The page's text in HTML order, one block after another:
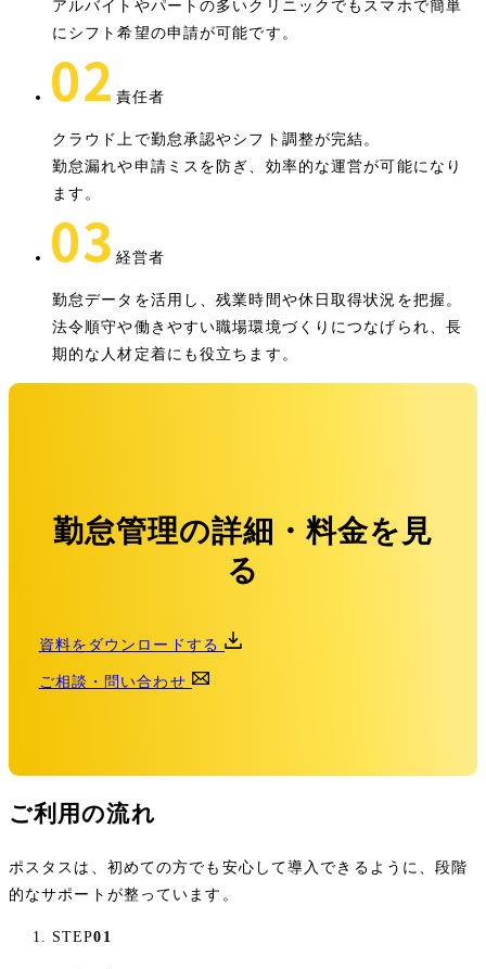
アルバイトやパートの多いクリニックでもスマホで簡単
にシフト希望の申請が可能です。
責任者
クラウド上で勤怠承認やシフト調整が完結。
勤怠漏れや申請ミスを防ぎ、効率的な運営が可能になり
ます。
経営者
勤怠データを活用し、残業時間や休日取得状況を把握。
法令順守や働きやすい職場環境づくりにつなげられ、長
期的な人材定着にも役立ちます。
勤怠管理の詳細・料金を見
る
資料をダウンロードする
ご相談・問い合わせ
ご利用の流れ
ポスタスは、初めての方でも安心して導入できるように、段階
的なサポートが整っています。
STEP01